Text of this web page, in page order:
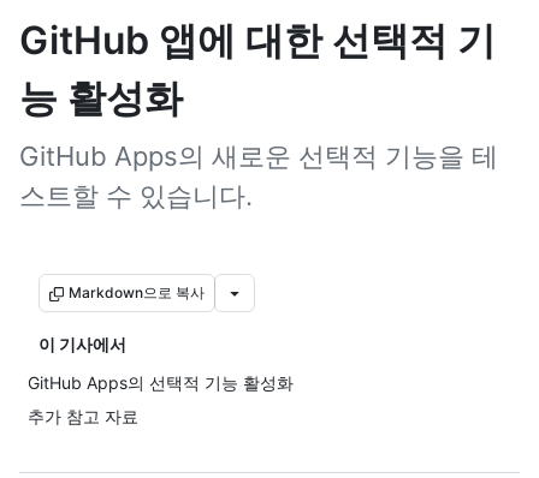
GitHub 앱에 대한 선택적 기
능 활성화
GitHub Apps의 새로운 선택적 기능을 테
스트할 수 있습니다.
Markdown으로 복사
이 기사에서
GitHub Apps의 선택적 기능 활성화
추가 참고 자료